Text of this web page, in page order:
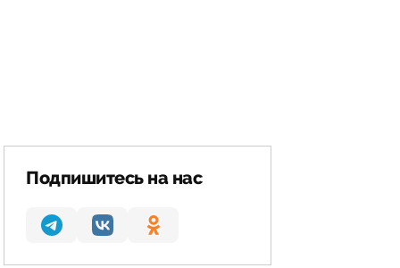
Подпишитесь на нас